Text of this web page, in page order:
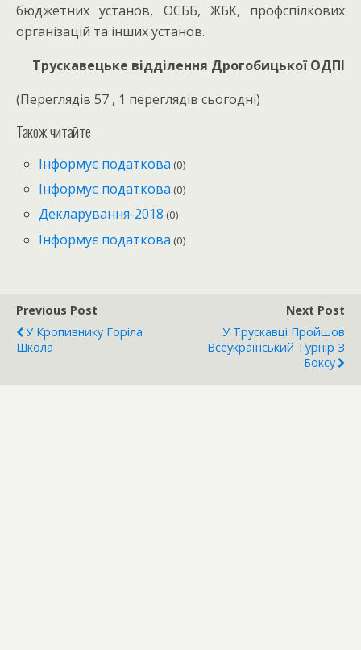
бюджетних установ, ОСББ, ЖБК, профспілкових
організацій та інших установ.
Трускавецьке відділення Дрогобицької ОДПІ
(Переглядів 57 , 1 переглядів сьогодні)
Також читайте
Інформує податкова (0)
Інформує податкова (0)
Декларування-2018 (0)
Інформує податкова (0)
Previous Post
У Кропивнику Горіла
Школа
Next Post
У Трускавці Пройшов
Всеукраїнський Турнір З
Боксу